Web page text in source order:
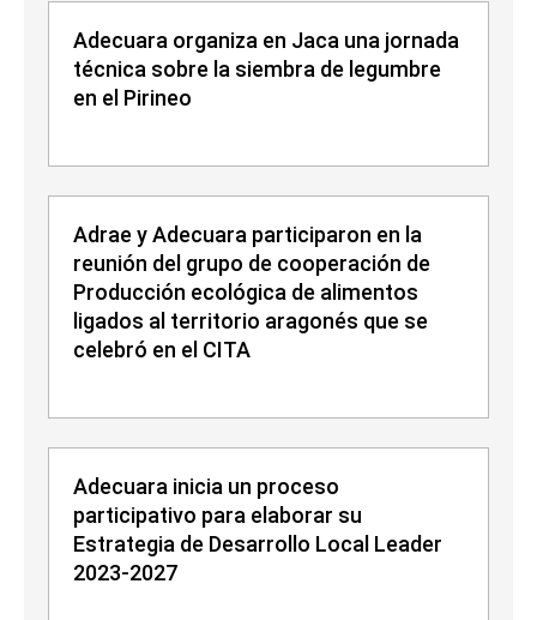
Adecuara organiza en Jaca una jornada
técnica sobre la siembra de legumbre
en el Pirineo
Adrae y Adecuara participaron en la
reunión del grupo de cooperación de
Producción ecológica de alimentos
ligados al territorio aragonés que se
celebró en el CITA
Adecuara inicia un proceso
participativo para elaborar su
Estrategia de Desarrollo Local Leader
2023-2027